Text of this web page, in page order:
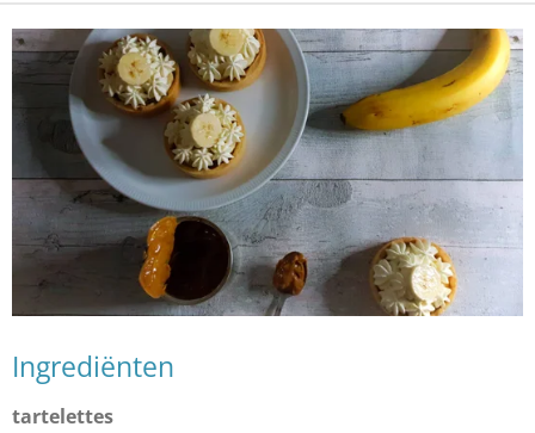
Ingrediënten
tartelettes